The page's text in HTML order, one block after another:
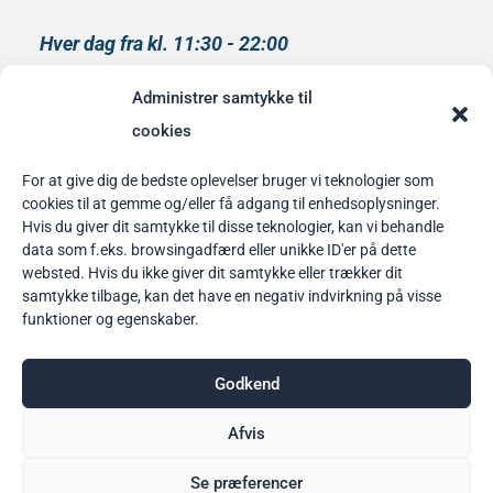
Administrer samtykke til
cookies
For at give dig de bedste oplevelser bruger vi teknologier som
cookies til at gemme og/eller få adgang til enhedsoplysninger.
Hvis du giver dit samtykke til disse teknologier, kan vi behandle
data som f.eks. browsingadfærd eller unikke ID'er på dette
websted. Hvis du ikke giver dit samtykke eller trækker dit
samtykke tilbage, kan det have en negativ indvirkning på visse
funktioner og egenskaber.
Godkend
Afvis
Se præferencer
Hver dag fra kl. 11:30 - 22:00
medlem af
Bordbestilling
her